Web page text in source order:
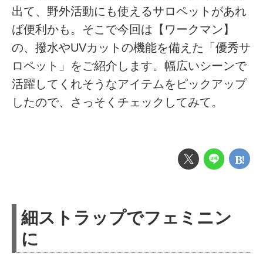
出て、野外活動にも使えるサロペットがあれ
ば便利かも。そこで今回は【ワークマン】
の、撥水やUVカットの機能を備えた「優秀サ
ロペット」をご紹介します。幅広いシーンで
活躍してくれそうなアイテムをピックアップ
したので、さっそくチェックしてみて。
細ストラップでフェミニン
に